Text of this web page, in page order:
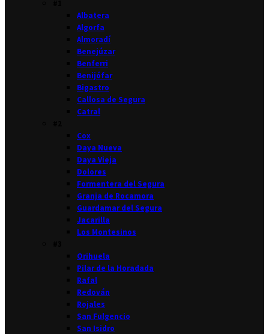
Albatera
Algorfa
Almoradí
Benejúzar
Benferri
Benijófar
Bigastro
Callosa de Segura
Catral
Cox
Daya Nueva
Daya Vieja
Dolores
Formentera del Segura
Granja de Rocamora
Guardamar del Segura
Jacarilla
Los Montesinos
Orihuela
Pilar de la Horadada
Rafal
Redován
Rojales
San Fulgencio
San Isidro